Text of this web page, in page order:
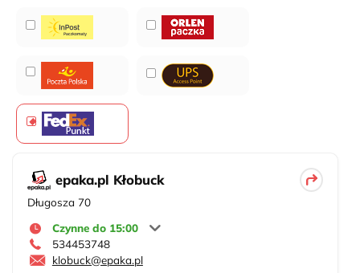
epaka.pl Kłobuck
Długosza 70
Czynne do 15:00
534453748
klobuck@epaka.pl